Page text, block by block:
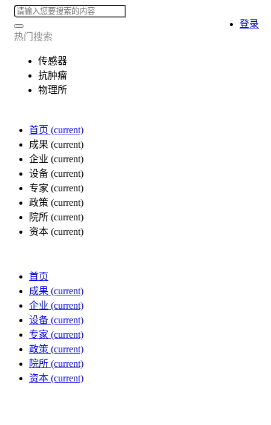
热门搜索
传感器
抗肿瘤
物理所
首页 (current)
成果 (current)
企业 (current)
设备 (current)
专家 (current)
政策 (current)
院所 (current)
资本 (current)
登录
首页
成果 (current)
企业 (current)
设备 (current)
专家 (current)
政策 (current)
院所 (current)
资本 (current)